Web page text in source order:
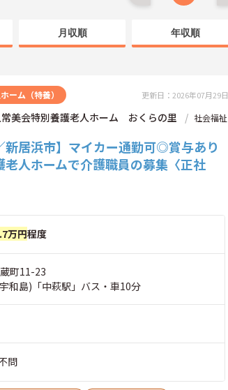
月収順 年収順
ーム（特養） 更新日：2026年07月29日
美会特別養護老人ホーム おくらの里
社会福祉
新居浜市】マイカー通勤可◎賞与あり
人ホームで介護職員の募集〈正社
万円程度
町11-23
和島)「中萩駅」バス・車10分
問